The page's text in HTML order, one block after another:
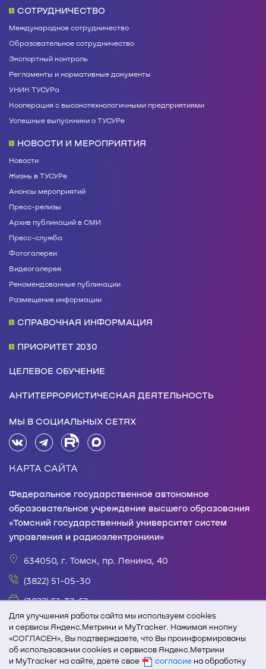
Для улучшения работы сайта мы используем cookies
и сервисы Яндекс.Метрики и MyTracker. Нажимая кнопку
«СОГЛАСЕН», Вы подтверждаете, что Вы проинформированы
об использовании cookies и сервисов Яндекс.Метрики
и MyTracker на сайте, даете свое
согласие на обработку
СОТРУДНИЧЕСТВО
Международное сотрудничество
Образовательное сотрудничество
Экспортный контроль
Регламенты и нормативные документы
УНИК ТУСУРа
Кооперация с высокотехнологичными предприятиями
Успешные выпускники о ТУСУРе
НОВОСТИ И МЕРОПРИЯТИЯ
Новости
Жизнь в ТУСУРе
Анонсы мероприятий
Пресс-релизы
Архив публикаций в СМИ
Пресс-служба
Фотогалереи
Видеогалерея
Рекомендованные публикации
Размещение информации
СПРАВОЧНАЯ ИНФОРМАЦИЯ
ПРИОРИТЕТ 2030
ЦЕЛЕВОЕ ОБУЧЕНИЕ
АНТИТЕРРОРИСТИЧЕСКАЯ ДЕЯТЕЛЬНОСТЬ
МЫ В СОЦИАЛЬНЫХ СЕТЯХ
КАРТА САЙТА
Федеральное государственное автономное
образовательное учреждение высшего образования
«Томский государственный университет систем
управления и радиоэлектроники»
634050, г. Томск, пр. Ленина, 40
(3822) 51-05-30
(3822) 51-32-62
office@tusur.ru
пн. – пт., 8:30 – 17:30, обед, 13:00 – 14:00
При полном или частичном использовании текстовых